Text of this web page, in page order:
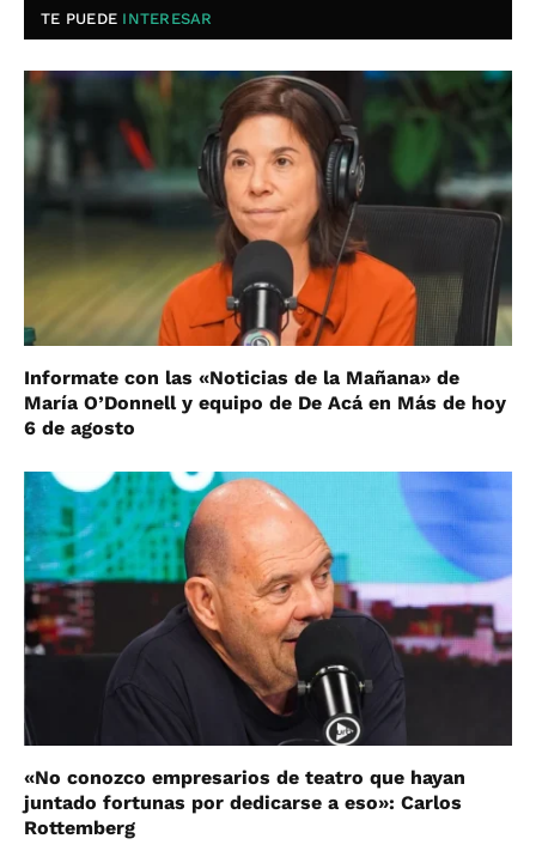
TE PUEDE INTERESAR
Informate con las «Noticias de la Mañana» de
María O’Donnell y equipo de De Acá en Más de hoy
6 de agosto
«No conozco empresarios de teatro que hayan
juntado fortunas por dedicarse a eso»: Carlos
Rottemberg